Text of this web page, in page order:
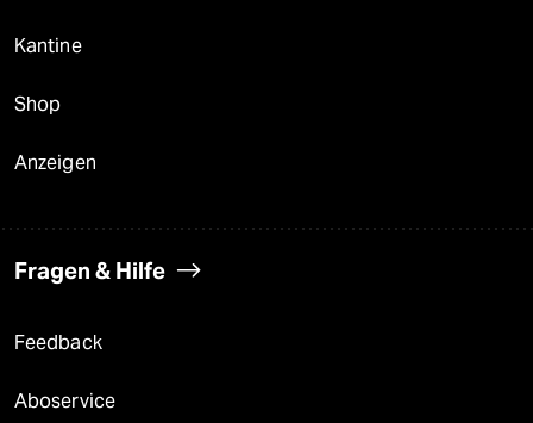
Kantine
Shop
Anzeigen
Fragen & Hilfe
Feedback
Aboservice